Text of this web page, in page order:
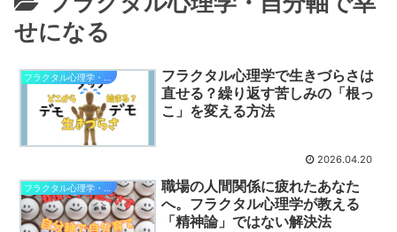
せになる
フラクタル心理学で生きづらさは
直せる？繰り返す苦しみの「根っ
こ」を変える方法
2026.04.20
職場の人間関係に疲れたあなた
へ。フラクタル心理学が教える
「精神論」ではない解決法